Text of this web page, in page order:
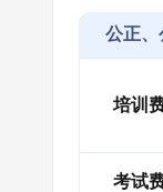
公正、
培训
考试